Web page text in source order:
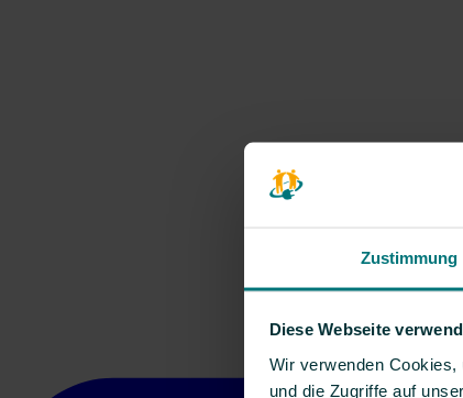
Zustimmung
Diese Webseite
Wir verwenden
und die Zugriffe auf